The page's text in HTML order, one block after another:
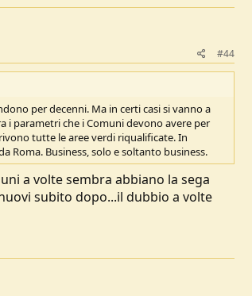
#44
per decenni. Ma in certi casi si vanno a
i parametri che i Comuni devono avere per
tutte le aree verdi riqualificate. In
Roma. Business, solo e soltanto business.
a volte sembra abbiano la sega
subito dopo...il dubbio a volte